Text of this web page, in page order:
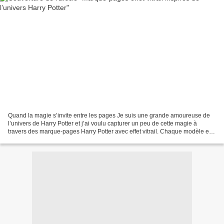
Quand la magie s’invite entre les pages Je suis une grande amoureuse de
l’univers de Harry Potter et j’ai voulu capturer un peu de cette magie à
travers des marque-pages Harry Potter avec effet vitrail. Chaque modèle est